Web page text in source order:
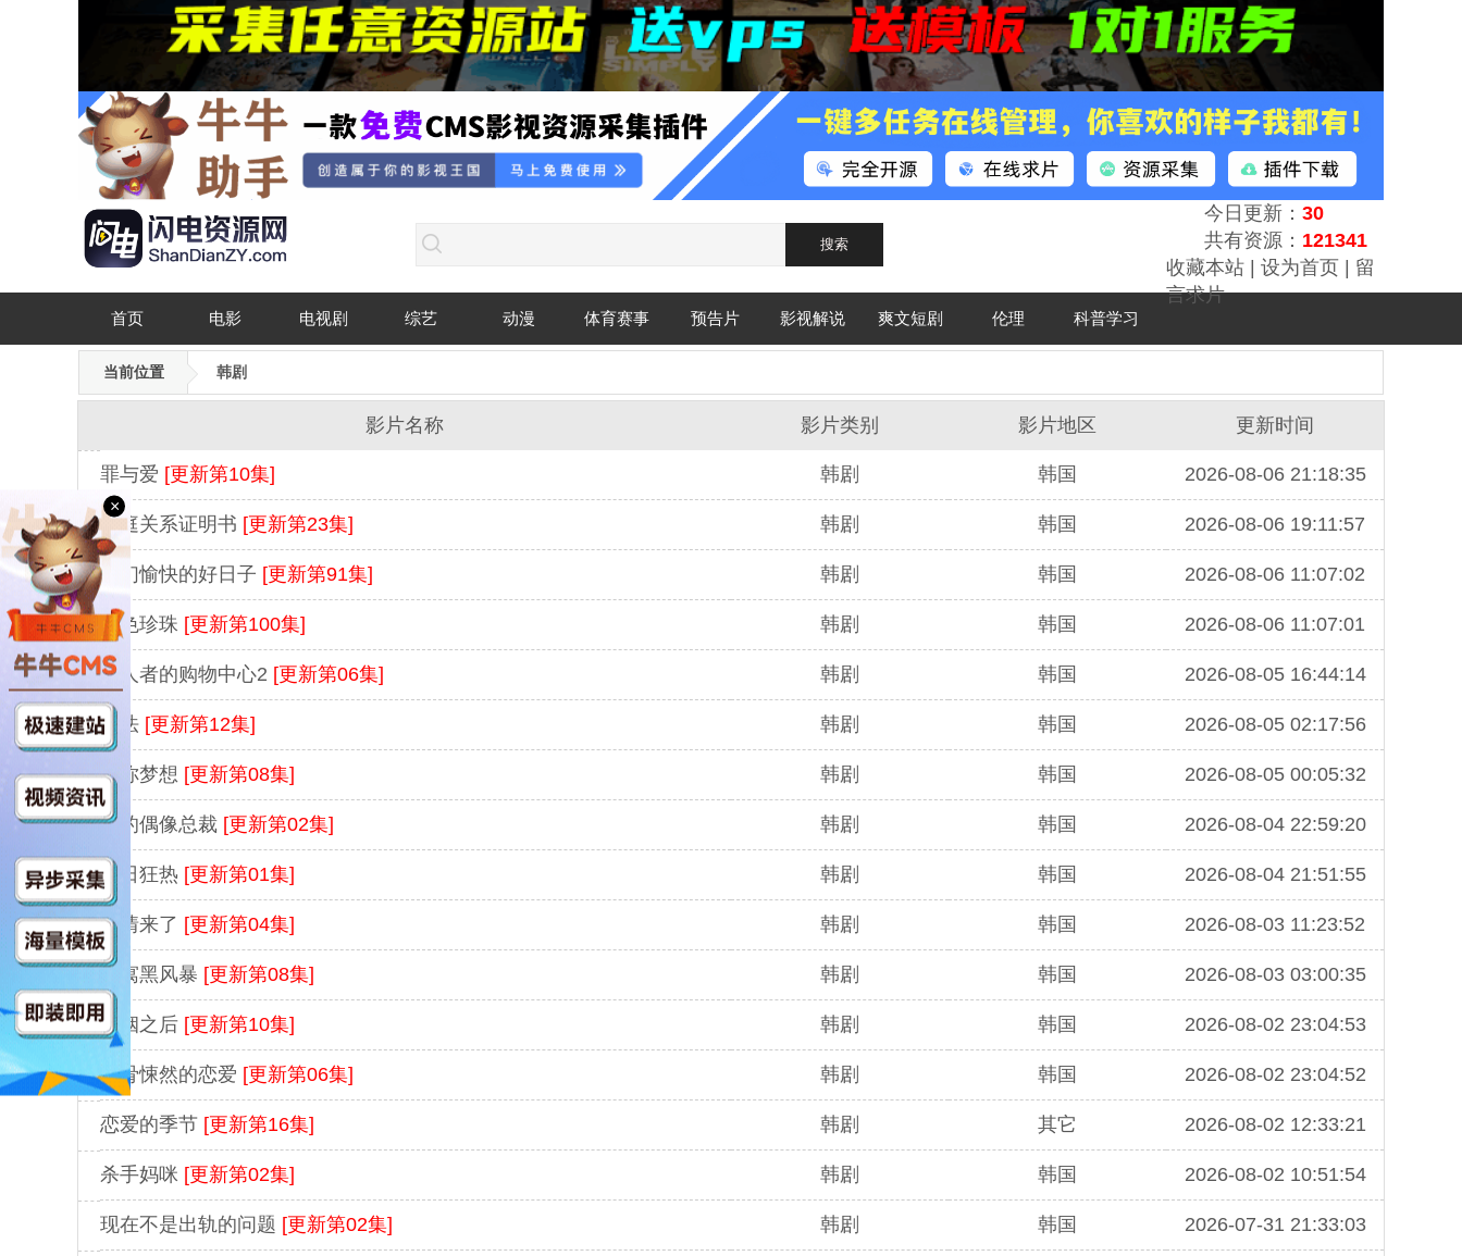
今日更新： 30
共有资源： 121341
收藏本站
设为首页
留
言求片
首页 电影 电视剧 综艺 动漫 体育赛事 预告片 影视解说 爽文短剧 伦理 科普学习
当前位置 韩剧
影片名称 影片类别 影片地区 更新时间
罪与爱 [更新第10集] 韩剧 韩国 2026-08-06 21:18:35
家庭关系证明书 [更新第23集] 韩剧 韩国 2026-08-06 19:11:57
我们愉快的好日子 [更新第91集] 韩剧 韩国 2026-08-06 11:07:02
红色珍珠 [更新第100集] 韩剧 韩国 2026-08-06 11:07:01
杀人者的购物中心2 [更新第06集] 韩剧 韩国 2026-08-05 16:44:14
谤法 [更新第12集] 韩剧 韩国 2026-08-05 02:17:56
给你梦想 [更新第08集] 韩剧 韩国 2026-08-05 00:05:32
我的偶像总裁 [更新第02集] 韩剧 韩国 2026-08-04 22:59:20
夏日狂热 [更新第01集] 韩剧 韩国 2026-08-04 21:51:55
爱情来了 [更新第04集] 韩剧 韩国 2026-08-03 11:23:52
公寓黑风暴 [更新第08集] 韩剧 韩国 2026-08-03 03:00:35
婚姻之后 [更新第10集] 韩剧 韩国 2026-08-02 23:04:53
毛骨悚然的恋爱 [更新第06集] 韩剧 韩国 2026-08-02 23:04:52
恋爱的季节 [更新第16集] 韩剧 其它 2026-08-02 12:33:21
杀手妈咪 [更新第02集] 韩剧 韩国 2026-08-02 10:51:54
现在不是出轨的问题 [更新第02集] 韩剧 韩国 2026-07-31 21:33:03
×